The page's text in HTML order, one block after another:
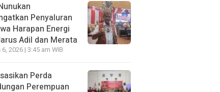
Penyaluran
Harapan Energi
Adil dan Merata
2026 | 3:45 am WIB
Perda
Perempuan